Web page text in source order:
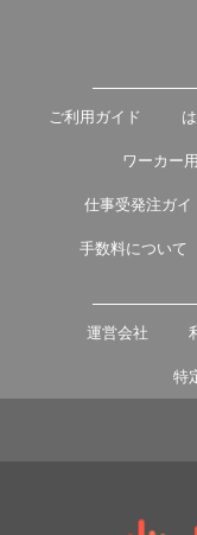
ご利用ガイド
ワーカー
仕事受発注ガイ
手数料について
運営会社
特